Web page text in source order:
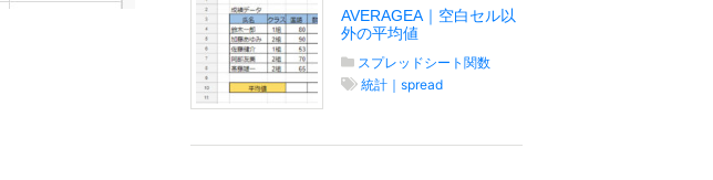
AVERAGEA｜空白セル以
外の平均値
スプレッドシート関数
統計｜spread